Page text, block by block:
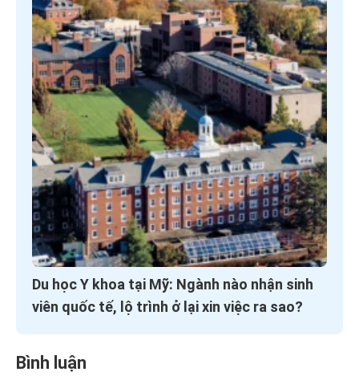
Du học Y khoa tại Mỹ: Ngành nào nhận sinh
viên quốc tế, lộ trình ở lại xin việc ra sao?
Bình luận